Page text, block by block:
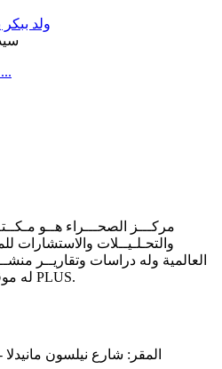
ولد
عرض المزيد من الأخبار...
مركـــز الصحـــراء هــو
والتحـلـيــلات
العالمية وله دراسات وتقاريــر
له موقــع الصحراء ومنصة الصحراء PLUS.